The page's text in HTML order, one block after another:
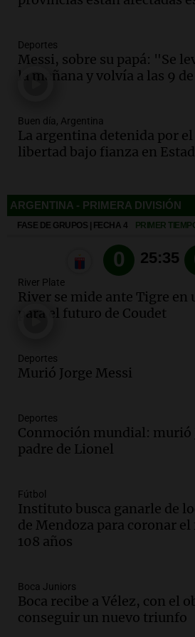
"Tres hombres se lo
Episodios
Audio.Voluntarios
Una mañana para todos
Episodios
Audio.La historia de la
contrato de Leo con
Una mañana para todos
Episodios
Audio.
Joan Gaspart:
Messi hubiera llegado
Una mañana para todos
Episodios
Vargas en 2007
Una mañana para todos
Audio.
las nuevas detenciones:
todos tenían algo que
Audio.Una nutricionista
del desayuno ideal: qué
conviene priorizar
Audio.Murió Jorge
Una mañana para todos
Deportes
Messi, sobre su papá: "Se
la mañana y volvía a las 9
Buen día, Argentina
La argentina detenida por
libertad bajo fianza en
Deportes
River Plate
River se mide ante Tigre en
para el futuro de Coudet
Deportes
Murió Jorge Messi
Deportes
Conmoción mundial: murió
padre de Lionel
Fútbol
Instituto busca ganarle de
de Mendoza para coronar
108 años
Boca Juniors
Boca recibe a Vélez, con el
conseguir un nuevo triunfo